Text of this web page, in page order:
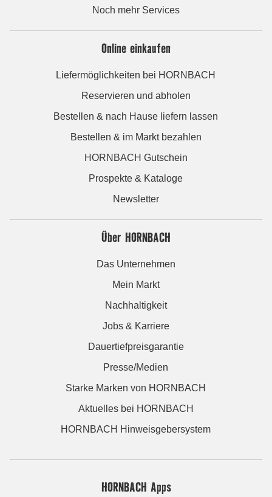
Noch mehr Services
Online einkaufen
Liefermöglichkeiten bei HORNBACH
Reservieren und abholen
Bestellen & nach Hause liefern lassen
Bestellen & im Markt bezahlen
HORNBACH Gutschein
Prospekte & Kataloge
Newsletter
Über HORNBACH
Das Unternehmen
Mein Markt
Nachhaltigkeit
Jobs & Karriere
Dauertiefpreisgarantie
Presse/Medien
Starke Marken von HORNBACH
Aktuelles bei HORNBACH
HORNBACH Hinweisgebersystem
HORNBACH Apps